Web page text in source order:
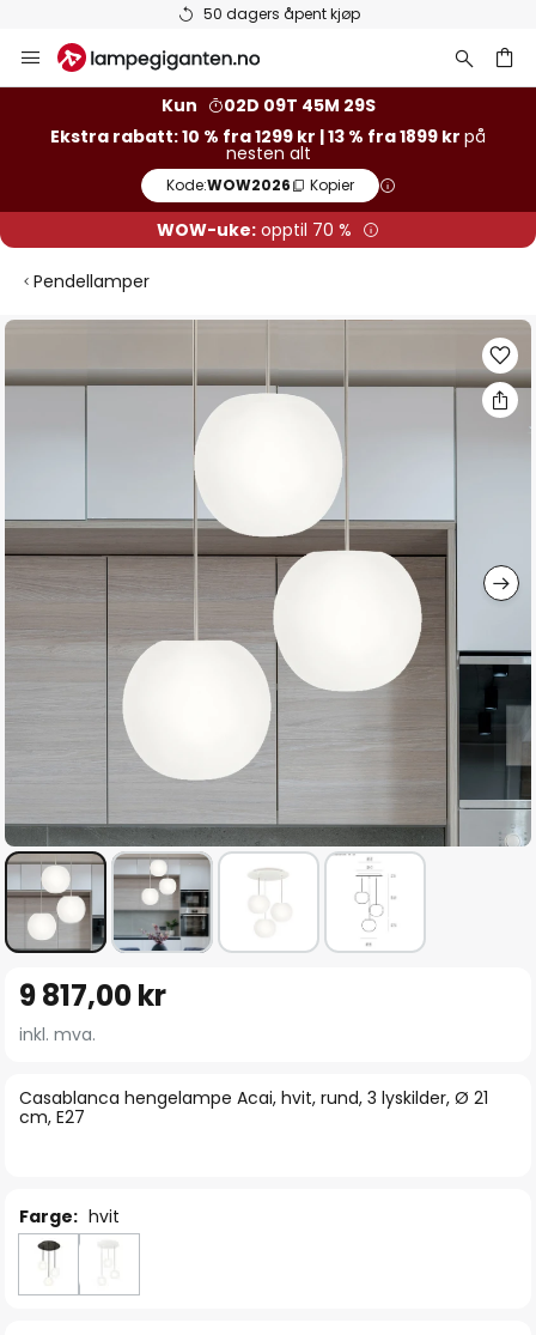
Varer på lager sendes raskt
Hopp
til
Kun
02D 09T 45M 28S
Ekstra rabatt: 10 % fra 1299 kr | 13 % fra 1899 kr på
nesten alt
Kode:WOW2026 Kopier
WOW-uke: opptil 70 %
Pendellamper
Gå
slutten
begynnelsen
bildegalleri
Casablanca hengelampe Acai, hvit, rund, 3 lyskilder, Ø 21
cm, E27
9 817,00 kr
inkl. mva.
Farge: hvit